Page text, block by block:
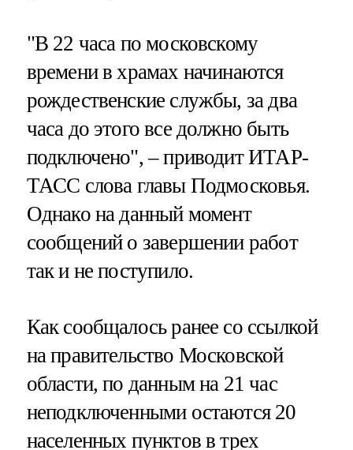
"В 22 часа по московскому
времени в храмах начинаются
рождественские службы, за два
часа до этого все должно быть
подключено", – приводит ИТАР-
ТАСС слова главы Подмосковья.
Однако на данный момент
сообщений о завершении работ
так и не поступило.
Как сообщалось ранее со ссылкой
на правительство Московской
области, по данным на 21 час
неподключенными остаются 20
населенных пунктов в трех